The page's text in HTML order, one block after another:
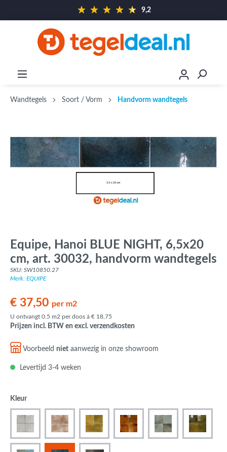
9,2
Wandtegels Soort / Vorm Handvorm wandtegels
Equipe, Hanoi BLUE NIGHT, 6,5x20
cm, art. 30032, handvorm wandtegels
SKU: SW10850.27
Merk: EQUIPE
€ 37,50 per m2
U ontvangt 0.5 m2 per doos á € 18,75
Prijzen incl. BTW en excl. verzendkosten
Voorbeeld niet aanwezig in onze showroom
Levertijd 3-4 weken
Kleur